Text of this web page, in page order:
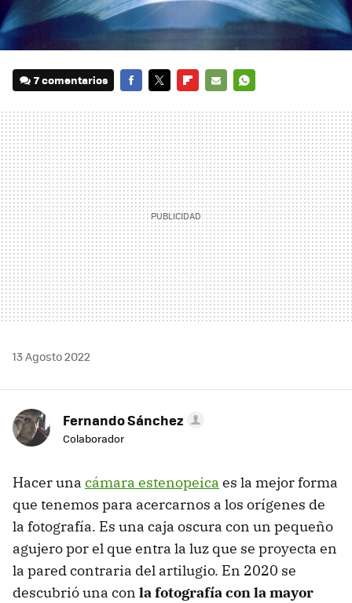
7 comentarios
MAIL
13 Agosto 2022
Fernando Sánchez
Colaborador
Hacer una cámara estenopeica es la mejor forma
que tenemos para acercarnos a los orígenes de
la fotografía. Es una caja oscura con un pequeño
agujero por el que entra la luz que se proyecta en
la pared contraria del artilugio. En 2020 se
descubrió una con la fotografía con la mayor